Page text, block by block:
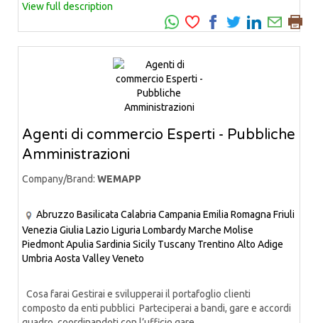
View full description
Agenti di commercio Esperti - Pubbliche
Amministrazioni
Company/Brand: WEMAPP
Abruzzo Basilicata Calabria Campania Emilia Romagna Friuli
Venezia Giulia Lazio Liguria LombardyMarche Molise
PiedmontApulia Sardinia Sicily Tuscany Trentino Alto Adige
Umbria Aosta ValleyVeneto
Cosa farai Gestirai e svilupperai il portafoglio clienti
composto da enti pubblici Parteciperai a bandi, gare e accordi